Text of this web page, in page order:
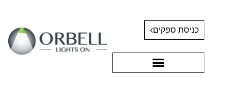
כניסת ספקים